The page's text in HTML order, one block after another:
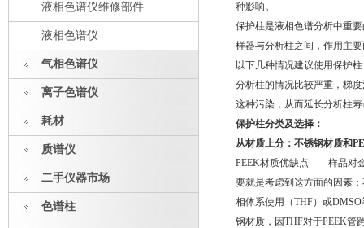
液相色谱仪维修部件
液相色谱仪
气相色谱仪
离子色谱仪
耗材
质谱仪
二手仪器市场
色谱柱
种影响。
保护柱是液相色谱分析中重
样器与分析柱之间，作用主
以下几种情况建议使用保护
分析柱的情况比较严重，梯
这种污染，从而延长分析柱
保护柱分类及选择：
从材质上分：不锈钢材质和
PEEK材质优缺点——样品对
要就是考虑到这方面的因素
相体系使用（THF）或
钢材质，因THF对于PEEK管